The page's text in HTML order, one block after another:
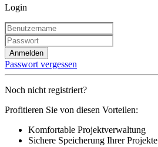
Login
Anmelden
Passwort vergessen
Noch nicht registriert?
Profitieren Sie von diesen Vorteilen:
Komfortable Projektverwaltung
Sichere Speicherung Ihrer Projekte